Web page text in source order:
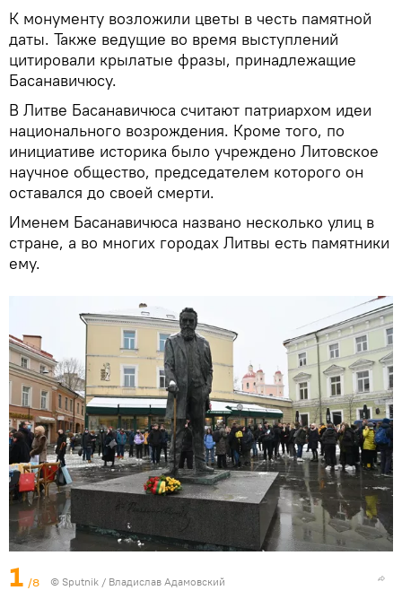
К монументу возложили цветы в честь памятной
даты. Также ведущие во время выступлений
цитировали крылатые фразы, принадлежащие
Басанавичюсу.
В Литве Басанавичюса считают патриархом идеи
национального возрождения. Кроме того, по
инициативе историка было учреждено Литовское
научное общество, председателем которого он
оставался до своей смерти.
Именем Басанавичюса названо несколько улиц в
стране, а во многих городах Литвы есть памятники
ему.
1 /8 © Sputnik / Владислав Адамовский